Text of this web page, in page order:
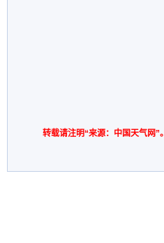
转载请注明“来源：中国天气网”。